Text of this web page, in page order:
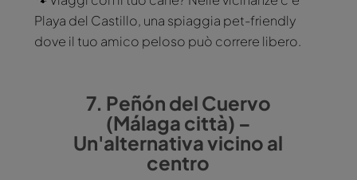
Playa del Castillo, una spiaggia pet-friendly
dove il tuo amico peloso può correre libero.
7. Peñón del Cuervo
(Málaga città) –
Un'alternativa vicino al
centro